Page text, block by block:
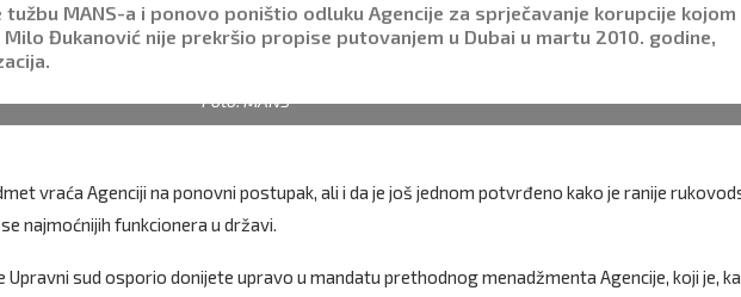
tužbu MANS-a i ponovo poništio odluku Agencije za sprječavanje korupcije kojom
Đukanović nije prekršio propise putovanjem u Dubai u martu 2010. godine,
Foto: MANS
vraća Agenciji na ponovni postupak, ali i da je još jednom potvrđeno kako je ranije
najmoćnijih funkcionera u državi.
Upravni sud osporio donijete upravo u mandatu prethodnog menadžmenta Agencije, koji je,